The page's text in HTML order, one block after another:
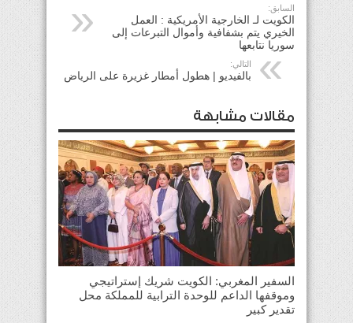
السابق:
الكويت لـ الخارجية الأمريكية : العمل
الخيري يتم بشفافية وأموال التبرعات إلى
سوريا نتابعها
التالي:
بالفيديو | هطول أمطار غزيرة على الرياض
مقالات مشابهة
السفير المغربي: الكويت شريك إستراتيجي
وموقفها الداعم للوحدة الترابية للمملكة محل
تقدير كبير